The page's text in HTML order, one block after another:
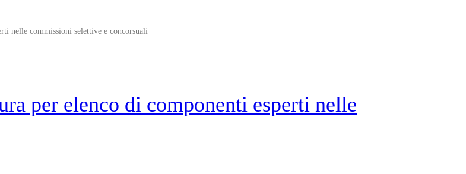
nelle commissioni selettive e concorsuali
per elenco di componenti esperti nelle